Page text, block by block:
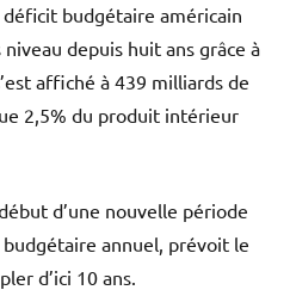
déficit budgétaire américain
depuis huit ans grâce à
affiché à 439 milliards de
2,5% du produit intérieur
d’une nouvelle période
annuel, prévoit le
d’ici 10 ans.